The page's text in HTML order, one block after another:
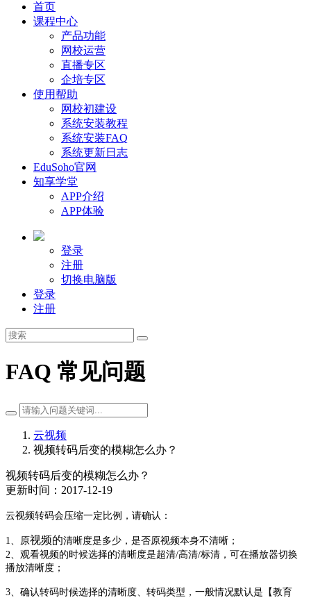
首页
课程中心
产品功能
网校运营
直播专区
企培专区
使用帮助
网校初建设
系统安装教程
系统安装FAQ
系统更新日志
EduSoho官网
知享学堂
APP介绍
APP体验
登录
注册
切换电脑版
登录
注册
FAQ 常见问题
云视频
视频转码后变的模糊怎么办？
视频转码后变的模糊怎么办？
更新时间：2017-12-19
云视频转码会压缩一定比例，请确认：
1、原视频的清晰度是多少，是否原视频本身不清晰；
2、观看视频的时候选择的清晰度是超清/高清/标清，可在播放器切换
播放清晰度；
3、确认转码时候选择的清晰度、转码类型，一般情况默认是【教育